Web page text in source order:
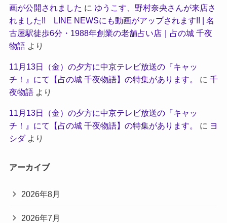
画が公開されました に ゆうこす、野村奈央さんが来店さ
れました!! LINE NEWSにも動画がアップされます!! | 名
古屋駅徒歩6分・1988年創業の老舗占い店｜占の城 千夜
物語より
11月13日（金）の夕方に中京テレビ放送の『キャッ
チ！』にて【占の城 千夜物語】の特集があります。
に 千
夜物語より
11月13日（金）の夕方に中京テレビ放送の『キャッ
チ！』にて【占の城 千夜物語】の特集があります。
に ヨ
シダより
アーカイブ
2026年8月
2026年7月